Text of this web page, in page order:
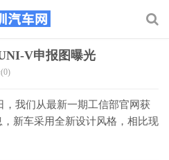
V申报图曝光
我们从最新一期工信部官网获
新车采用全新设计风格，相比现